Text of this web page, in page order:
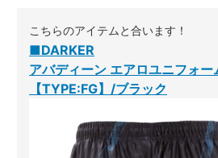
こちらのアイテムと合います！
■DARKER
アバディーン エアロユニフォー
【TYPE:FG】/ブラック